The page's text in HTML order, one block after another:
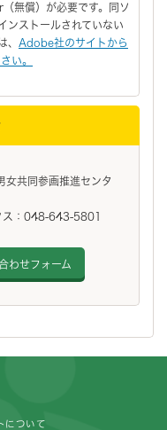
無償）が必要です。同ソ
ンストールされていない
、 Adobe社のサイトから
い。
共同参画推進センタ
ス：048-643-5801
わせフォーム
について